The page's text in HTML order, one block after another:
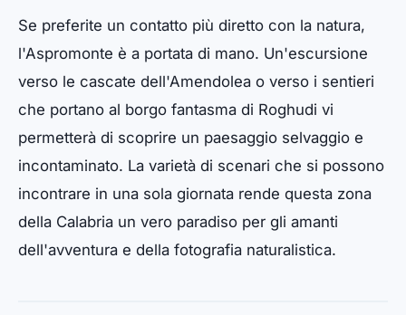
Se preferite un contatto più diretto con la natura,
l'Aspromonte è a portata di mano. Un'escursione
verso le cascate dell'Amendolea o verso i sentieri
che portano al borgo fantasma di Roghudi vi
permetterà di scoprire un paesaggio selvaggio e
incontaminato. La varietà di scenari che si possono
incontrare in una sola giornata rende questa zona
della Calabria un vero paradiso per gli amanti
dell'avventura e della fotografia naturalistica.